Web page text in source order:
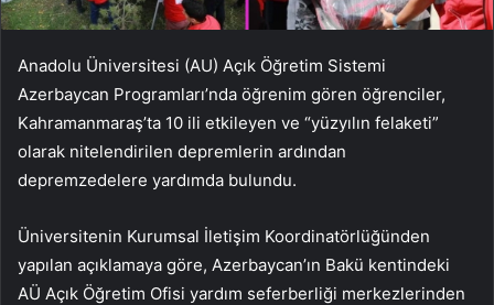
Anadolu Üniversitesi (AU) Açık Öğretim Sistemi
Azerbaycan Programları’nda öğrenim gören öğrenciler,
Kahramanmaraş’ta 10 ili etkileyen ve “yüzyılın felaketi”
olarak nitelendirilen depremlerin ardından
depremzedelere yardımda bulundu.
Üniversitenin Kurumsal İletişim Koordinatörlüğünden
yapılan açıklamaya göre, Azerbaycan’ın Bakü kentindeki
AÜ Açık Öğretim Ofisi yardım seferberliği merkezlerinden